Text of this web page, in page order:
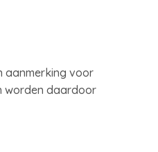
aanmerking voor
worden daardoor